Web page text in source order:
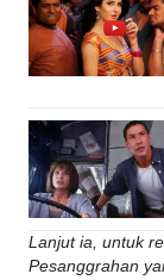
Lanjut ia, untuk
Pesanggrahan